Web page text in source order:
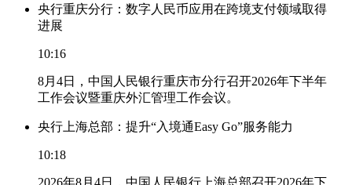
央行重庆分行：数字人民币应用在跨境支付领域取得
进展
10:16
8月4日，中国人民银行重庆市分行召开2026年下半年
工作会议暨重庆外汇管理工作会议。
央行上海总部：提升“入境通Easy Go”服务能力
10:18
2026年8月4日，中国人民银行上海总部召开2026年下